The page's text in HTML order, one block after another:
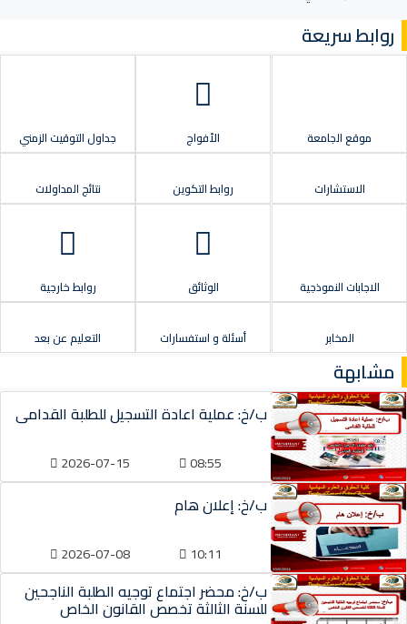
روابط سريعة
موقع الجامعة الأفواج جداول التوقيت الزمني
الاستشارات روابط التكوين نتائج المداولات
الاجابات النموذجية الوثائق روابط خارجية
المخابر أسئلة و استفسارات التعليم عن بعد
مشابهة
ب/خ: عملية اعادة التسجيل للطلبة القدامى
08:55
2026-07-15
ب/خ: إعلان هام
10:11
2026-07-08
ب/خ: محضر اجتماع توجيه الطلبة الناجحين
للسنة الثالثة تخصص القانون الخاص